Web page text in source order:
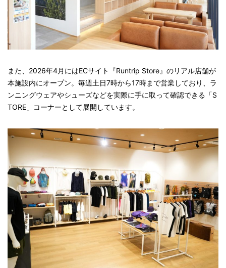
また、2026年4月にはECサイト『Runtrip Store』のリアル店舗が
本施設内にオープン。毎週土日7時から17時まで営業しており、ラ
ンニングウェアやシューズなどを実際に手に取って確認できる「S
TORE」コーナーとして展開しています。